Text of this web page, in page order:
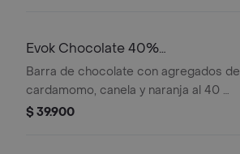
Evok Chocolate 40%
Cardamomo Barra x100g
Barra de chocolate con agregados de
cardamomo, canela y naranja al 40 %
de cacao por 100 gramos
$ 39.900